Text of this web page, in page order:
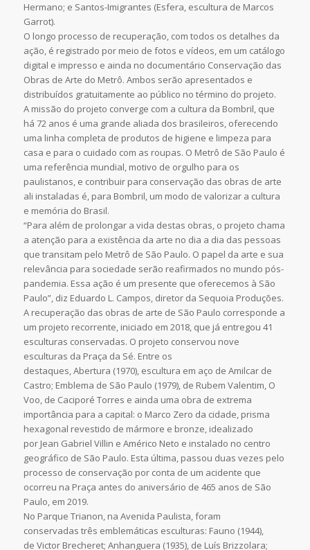
Hermano; e Santos-Imigrantes (Esfera, escultura de Marcos
Garrot).
O longo processo de recuperação, com todos os detalhes da
ação, é registrado por meio de fotos e vídeos, em um catálogo
digital e impresso e ainda no documentário Conservação das
Obras de Arte do Metrô. Ambos serão apresentados e
distribuídos gratuitamente ao público no término do projeto.
A missão do projeto converge com a cultura da Bombril, que
há 72 anos é uma grande aliada dos brasileiros, oferecendo
uma linha completa de produtos de higiene e limpeza para
casa e para o cuidado com as roupas. O Metrô de São Paulo é
uma referência mundial, motivo de orgulho para os
paulistanos, e contribuir para conservação das obras de arte
ali instaladas é, para Bombril, um modo de valorizar a cultura
e memória do Brasil.
“Para além de prolongar a vida destas obras, o projeto chama
a atenção para a existência da arte no dia a dia das pessoas
que transitam pelo Metrô de São Paulo. O papel da arte e sua
relevância para sociedade serão reafirmados no mundo pós-
pandemia. Essa ação é um presente que oferecemos à São
Paulo”, diz Eduardo L. Campos, diretor da Sequoia Produções.
A recuperação das obras de arte de São Paulo corresponde a
um projeto recorrente, iniciado em 2018, que já entregou 41
esculturas conservadas. O projeto conservou nove
esculturas da Praça da Sé. Entre os
destaques, Abertura (1970), escultura em aço de Amilcar de
Castro; Emblema de São Paulo (1979), de Rubem Valentim, O
Voo, de Caciporé Torres e ainda uma obra de extrema
importância para a capital: o Marco Zero da cidade, prisma
hexagonal revestido de mármore e bronze, idealizado
por Jean Gabriel Villin e Américo Neto e instalado no centro
geográfico de São Paulo. Esta última, passou duas vezes pelo
processo de conservação por conta de um acidente que
ocorreu na Praça antes do aniversário de 465 anos de São
Paulo, em 2019.
No Parque Trianon, na Avenida Paulista, foram
conservadas três emblemáticas esculturas: Fauno (1944),
de Victor Brecheret; Anhanguera (1935), de Luís Brizzolara;